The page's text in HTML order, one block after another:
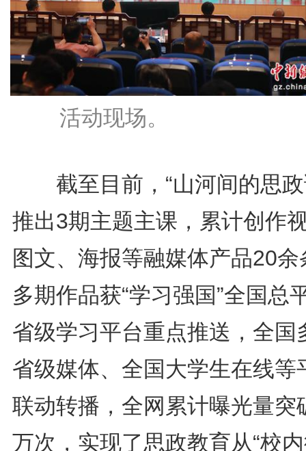
活动现场。
截至目前，“山河间的思政
推出3期主题主课，累计创作
图文、海报等融媒体产品20余
多期作品获“学习强国”全国总
省级学习平台重点推送，全国
省级媒体、全国大学生在线等
联动转播，全网累计曝光量突
万次，实现了思政教育从“校